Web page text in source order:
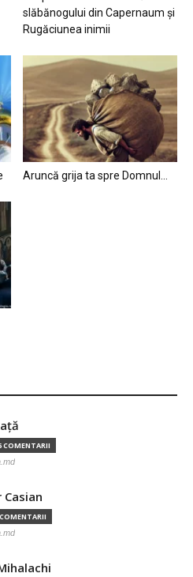
slăbănogului din Capernaum și
Rugăciunea inimii
Aruncă grija ta spre Domnul…
COMENTARII